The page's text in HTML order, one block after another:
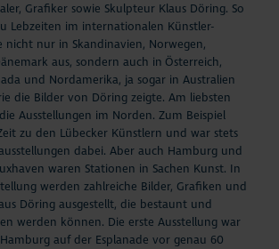
Grafiker sowie Skulpteur Klaus Döring. So
Lebzeiten im internationalen Künstler-
nicht nur in Skandinavien, Norwegen,
aus, sondern auch in Österreich,
und Nordamerika, ja sogar in Australien
die Bilder von Döring zeigte. Am liebsten
Ausstellungen im Norden. Zum Beispiel
zu den Lübecker Künstlern und war stets
dabei. Aber auch Hamburg und
waren Stationen in Sachen Kunst. In
werden zahlreiche Bilder, Grafiken und
Döring ausgestellt, die bestaunt und
werden können. Die erste Ausstellung war
auf der Esplanade vor genau 60